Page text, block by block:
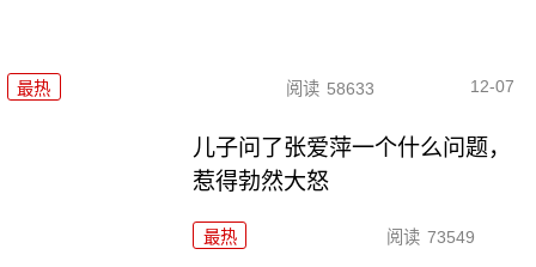
最热 阅读 58633 12-07
儿子问了张爱萍一个什么问题，
惹得勃然大怒
最热 阅读 73549